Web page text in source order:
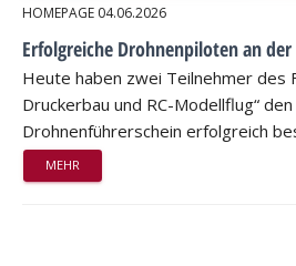
HOMEPAGE 04.06.2026
Erfolgreiche Drohnenpiloten an
Heute haben zwei Teilnehmer des
Druckerbau und RC-Modellflug“
Drohnenführerschein erfolgreich
MEHR